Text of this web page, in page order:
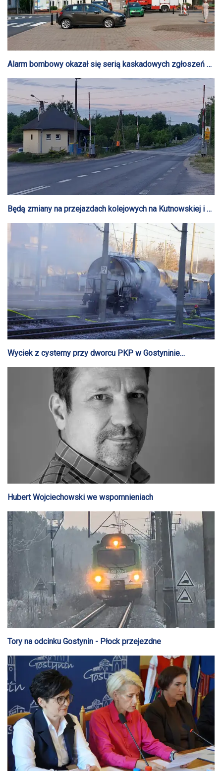
Alarm bombowy okazał się serią kaskadowych zgłoszeń w
całym kraju
Będą zmiany na przejazdach kolejowych na Kutnowskiej i w
Wyciek z cysterny przy dworcu PKP w Gostyninie
Hubert Wojciechowski we wspomnieniach
Tory na odcinku Gostynin - Płock przejezdne